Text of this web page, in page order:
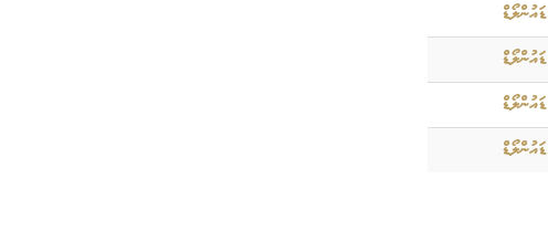
ޑައުންލޯޑް
ޑައުންލޯޑް
ޑައުންލޯޑް
ޑައުންލޯޑް